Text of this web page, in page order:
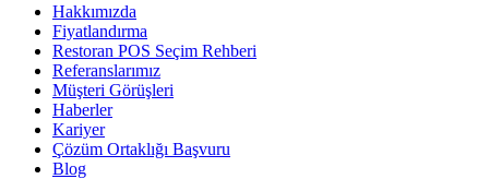
Hakkımızda
Fiyatlandırma
Restoran POS Seçim Rehberi
Referanslarımız
Müşteri Görüşleri
Haberler
Kariyer
Çözüm Ortaklığı Başvuru
Blog